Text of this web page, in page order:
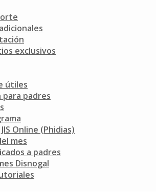
exclusivos
útiles
para padres
Online (Phidias)
mes
a padres
Disnogal
K2 participaron de un momento en el
sentidos y aprendieron jugando con
que los acompañaron en sus
quedará grabado en sus recuerdos.